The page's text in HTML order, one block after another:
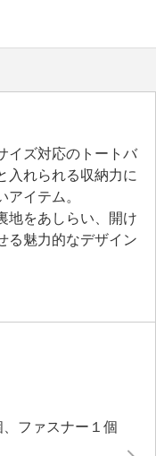
イズ対応のトートバ
入れられる収納力に
イテム。
地をあしらい、開け
る魅力的なデザイン
、ファスナー１個